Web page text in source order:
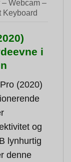
Webcam –
Keyboard
i
(2020)
og
lynhurtig
denne